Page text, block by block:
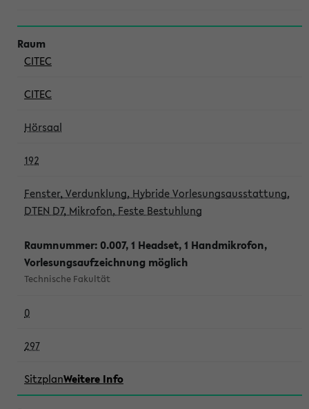
CITEC
CITEC
Hörsaal
192
Fenster, Verdunklung, Hybride Vorlesungsausstattung,
DTEN D7, Mikrofon, Feste Bestuhlung
Raumnummer: 0.007, 1 Headset, 1 Handmikrofon,
Vorlesungsaufzeichnung möglich
Technische Fakultät
0
297
SitzplanWeitere Info